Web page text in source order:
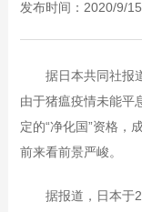
发布时间：2020/9/
据日本共同社报道
由于猪瘟疫情未能平
定的“净化国”资格，
前来看前景严峻。
据报道，日本于